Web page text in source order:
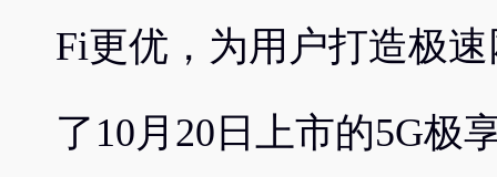
Fi更优，为用户打造极
了10月20日上市的5G极